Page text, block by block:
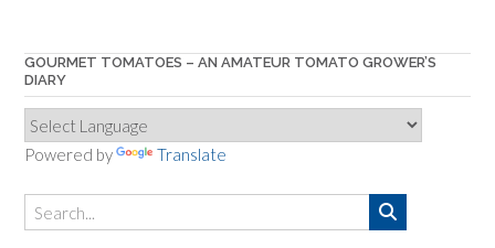
GOURMET TOMATOES – AN AMATEUR TOMATO GROWER’S
DIARY
Powered by Translate